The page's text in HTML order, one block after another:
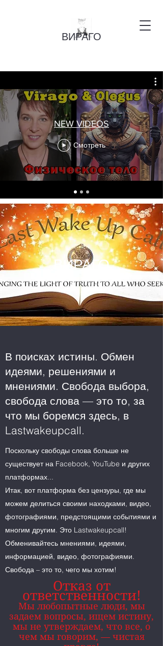
ВИРАГО
NEW VIDEOS
Смотреть
ВИРАГО
В поисках истины. Обмен
идеями, решениями и
мнениями. Свобода выбора,
свобода слова — это то, за
что мы боремся здесь, в
Lastwakeupcall.
Поскольку свободы слова больше не
существует на Facebook, YouTube и других
платформах...
Итак, вот платформа без цензуры, где мы
можем делиться своими находками, видео,
фотографиями, предстоящими событиями и
многим другим. Это Lastwakeupcall!
Обменивайтесь мнениями, идеями,
информацией, видео, фотографиями.
Свобода – это то, чего мы хотим!
Отказ от
ответственности!
Мы любопытные люди, мы
задаем вопросы, ищем истину,
мы не утверждаем, что все, о
чем мы говорим, — чистая